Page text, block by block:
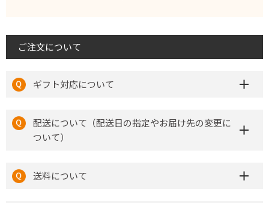
ご注文について
ギフト対応について
配送について（配送日の指定やお届け先の変更に
ついて）
送料について